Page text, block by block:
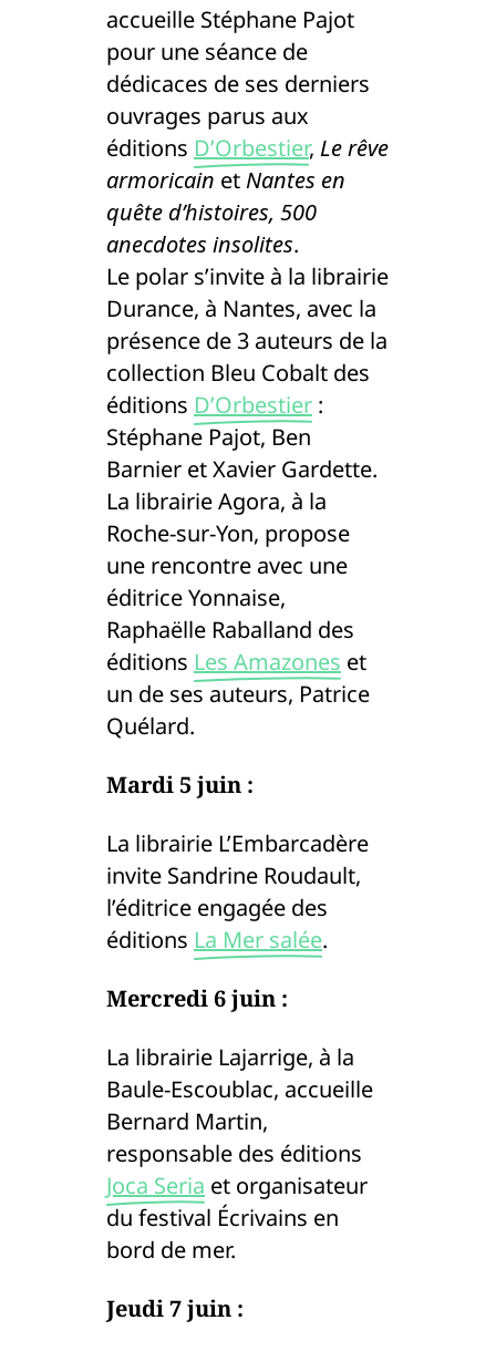
accueille Stéphane Pajot
pour une séance de
dédicaces de ses derniers
ouvrages parus aux
éditions D’Orbestier, Le rêve
armoricain etNantes en
quête d’histoires, 500
anecdotes insolites.
Le polar s’invite à la librairie
Durance, à Nantes, avec la
présence de 3 auteurs de la
collection Bleu Cobalt des
éditions D’Orbestier :
Stéphane Pajot, Ben
Barnier et Xavier Gardette.
La librairie Agora, à la
Roche-sur-Yon, propose
une rencontre avec une
éditrice Yonnaise,
Raphaëlle Raballand des
éditions Les Amazones et
un de ses auteurs, Patrice
Quélard.
Mardi 5 juin :
La librairie L’Embarcadère
invite Sandrine Roudault,
l’éditrice engagée des
éditions La Mer salée.
Mercredi 6 juin :
La librairie Lajarrige, à la
Baule-Escoublac, accueille
Bernard Martin,
responsable des éditions
Joca Seria et organisateur
du festival Écrivains en
bord de mer.
Jeudi 7 juin :